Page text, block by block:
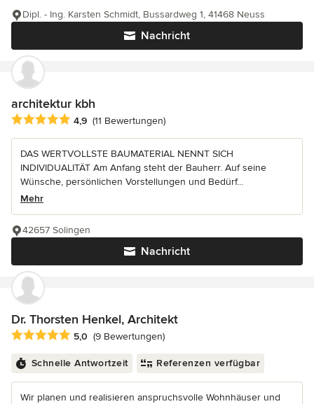
Nachricht
Dipl. - Ing. Karsten Schmidt, Bussardweg 1, 41468 Neuss
architektur kbh
Durchschnittliche Bewertung: 4.9 von 5 Sternen
4,9 (11 Bewertungen)
DAS WERTVOLLSTE BAUMATERIAL NENNT SICH
INDIVIDUALITÄT Am Anfang steht der Bauherr. Auf seine
Wünsche, persönlichen Vorstellungen und Bedürf...
Mehr
Nachricht
42657 Solingen
Dr. Thorsten Henkel, Architekt
Durchschnittliche Bewertung: 5 von 5 Sternen
5,0 (9 Bewertungen)
Schnelle Antwortzeit Referenzen verfügbar
Wir planen und realisieren anspruchsvolle Wohnhäuser und